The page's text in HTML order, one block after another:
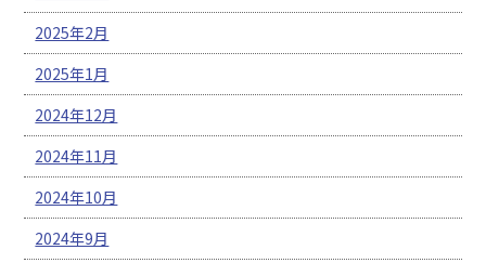
2025年2月
2025年1月
2024年12月
2024年11月
2024年10月
2024年9月